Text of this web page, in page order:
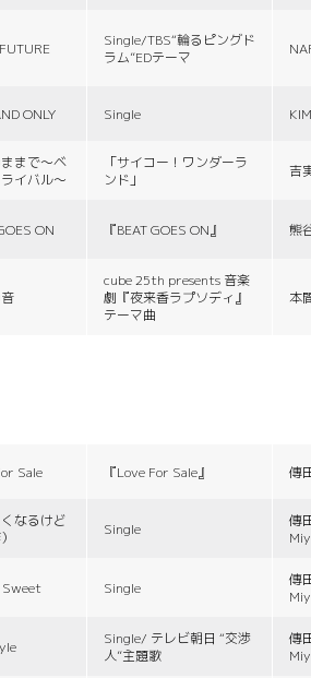
Single/TBS“輪るピングド
ラム”EDテーマ
ONLY Single
まで〜ベ
イバル〜
「サイコー！ワンダーラ
ンド」
吉
ON 『BEAT GOES ON』 熊
cube 25th presents 音楽
劇『夜来香ラプソディ』
テーマ曲
本
Sale 『Love For Sale』 傳
なるけど
Single
傳
Single
傳
Single/ テレビ朝日 “交渉
人”主題歌
傳